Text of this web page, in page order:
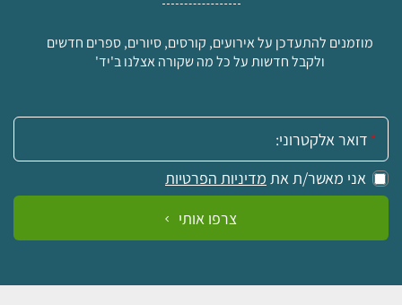
מוזמנים להתעדכן על אירועים, קורסים, סיורים, ספרים חדשים
ולקבל חדשות על כל מה שקורה אצלנו ב'יד'
אימייל:
אני מאשר/ת את מדיניות הפרטיות
צרפו אותי